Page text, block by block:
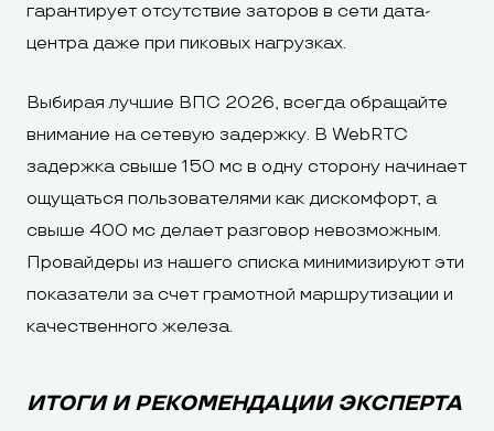
гарантирует отсутствие заторов в сети дата-
центра даже при пиковых нагрузках.
Выбирая лучшие ВПС 2026, всегда обращайте
внимание на сетевую задержку. В WebRTC
задержка свыше 150 мс в одну сторону начинает
ощущаться пользователями как дискомфорт, а
свыше 400 мс делает разговор невозможным.
Провайдеры из нашего списка минимизируют эти
показатели за счет грамотной маршрутизации и
качественного железа.
ИТОГИ И РЕКОМЕНДАЦИИ ЭКСПЕРТА